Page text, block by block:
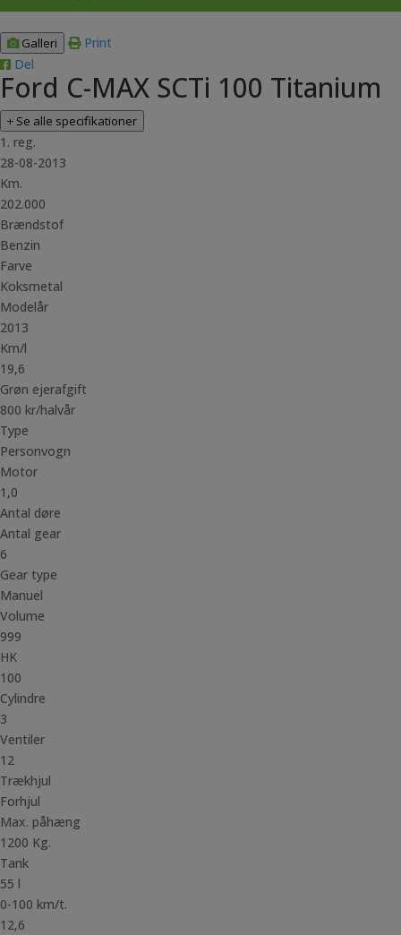
Galleri
Print
Del
Ford C-MAX SCTi 100 Titanium
+ Se alle specifikationer
1. reg.
28-08-2013
Km.
202.000
Brændstof
Benzin
Farve
Koksmetal
Modelår
2013
Km/l
19,6
Grøn ejerafgift
800 kr/halvår
Type
Personvogn
Motor
1,0
Antal døre
Antal gear
6
Gear type
Manuel
Volume
999
HK
100
Cylindre
3
Ventiler
12
Trækhjul
Forhjul
Max. påhæng
1200 Kg.
Tank
55 l
0-100 km/t.
12,6